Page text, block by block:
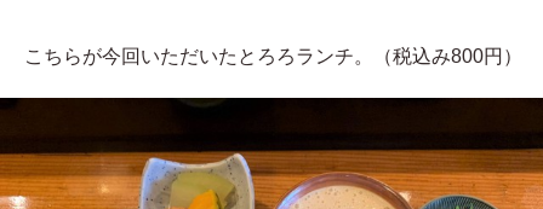
こちらが今回いただいたとろろランチ。（税込み800円）